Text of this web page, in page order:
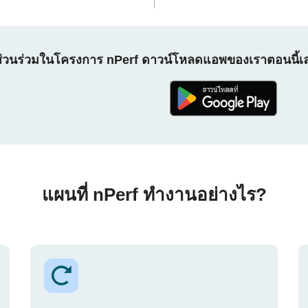
นร่วมในโครงการ nPerf ดาวน์โหลดแอพของเราตอนนี้เ
แผนที่ nPerf ทำงานอย่างไร?